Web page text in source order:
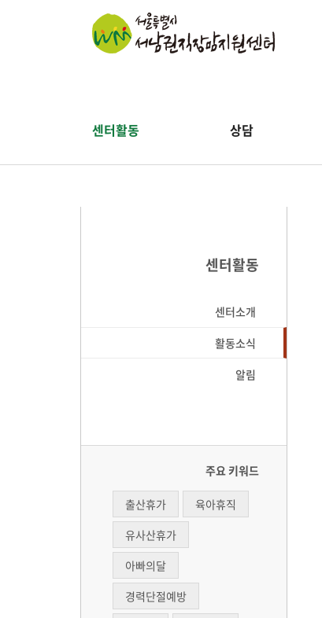
센터활동 상담
센터활동
센터소개
활동소식
알림
주요 키워드
출산휴가
육아휴직
유사산휴가
아빠의달
경력단절예방